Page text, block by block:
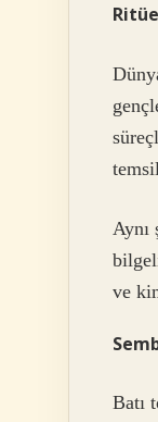
Aynı
ve
Batı